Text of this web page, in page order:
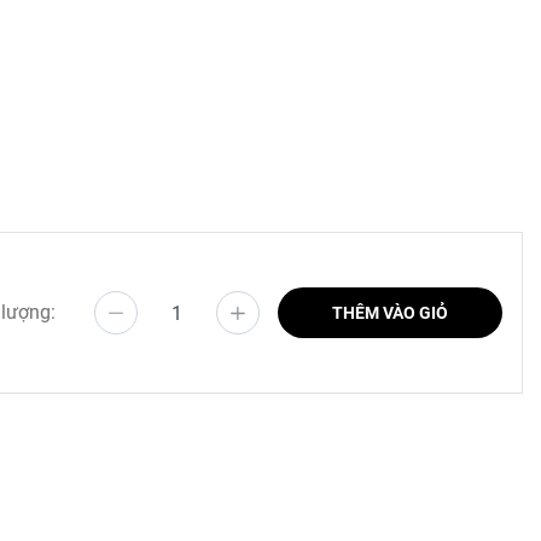
dễ
mình.
THÊM VÀO GIỎ